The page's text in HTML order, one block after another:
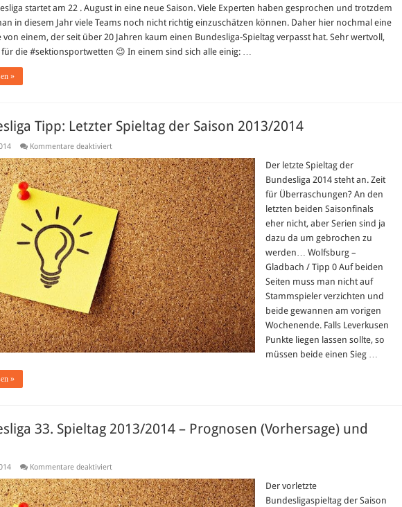
startet am 22 . August in eine neue Saison. Viele Experten haben gesprochen und trotzdem
in diesem Jahr viele Teams noch nicht richtig einzuschätzen können. Daher hier nochmal eine
von einem, der seit über 20 Jahren kaum einen Bundesliga-Spieltag verpasst hat. Sehr wertvoll,
die #sektionsportwetten 😉 In einem sind sich alle einig: …
»
Tipp: Letzter Spieltag der Saison 2013/2014
Kommentare deaktiviertfür
Tipp:
Letzter
Spieltag
der
Saison
2013/2014
Der letzte Spieltag der
Bundesliga 2014 steht an. Zeit
für Überraschungen? An den
letzten beiden Saisonfinals
eher nicht, aber Serien sind ja
dazu da um gebrochen zu
werden… Wolfsburg –
Gladbach / Tipp 0 Auf beiden
Seiten muss man nicht auf
Stammspieler verzichten und
beide gewannen am vorigen
Wochenende. Falls Leverkusen
Punkte liegen lassen sollte, so
müssen beide einen Sieg …
»
33. Spieltag 2013/2014 – Prognosen (Vorhersage) und
Kommentare deaktiviertfür
33.
Spieltag
2013/2014
Der vorletzte
Bundesligaspieltag der Saison